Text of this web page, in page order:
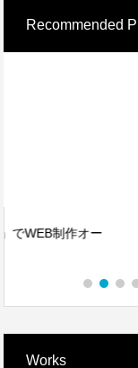
Recommended
チラシ・メニュー
Works